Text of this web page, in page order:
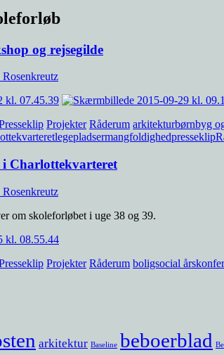
og rejsegilde
Projekter Råderum arkitekturbørnbyg
legepladsermangfoldighedpresseklip
Charlottekvarteret
om skoleforløbet i uge 38 og 39.
Projekter Råderum boligsocial
arkitektur Baseline beboerblad